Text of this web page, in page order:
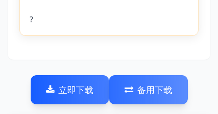
?
立即下载 备用下载